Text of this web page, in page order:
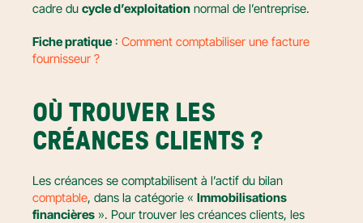
cadre du cycle d’exploitation normal de l’entreprise.
Fiche pratique : Comment comptabiliser une facture
fournisseur ?
OÙ TROUVER LES
CRÉANCES CLIENTS ?
comptable, dans la catégorie « Immobilisations
financières ». Pour trouver les créances clients, les